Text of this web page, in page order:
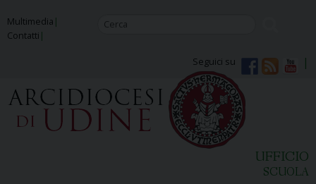
to
content
Multimedia
Contatti
Seguici su
UFFICIO
SCUOLA